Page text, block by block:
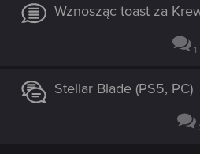
Wznosząc toast za
1
Stellar Blade (PS5, PC)